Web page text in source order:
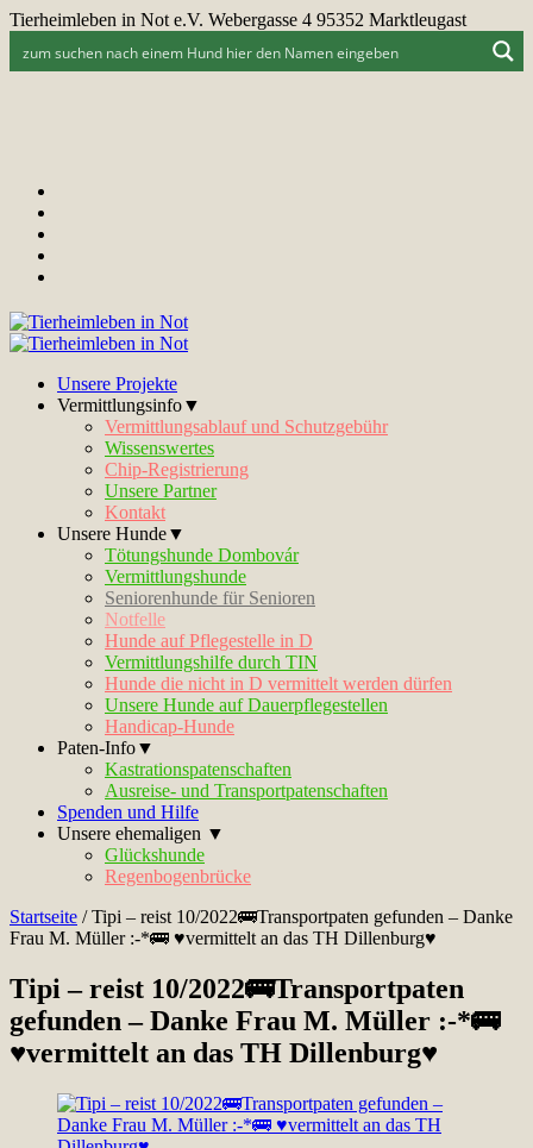
Tierheimleben in Not e.V. Webergasse 4 95352 Marktleugast
Unsere Projekte
Vermittlungsinfo▼
Vermittlungsablauf und Schutzgebühr
Wissenswertes
Chip-Registrierung
Unsere Partner
Kontakt
Unsere Hunde▼
Tötungshunde Dombovár
Vermittlungshunde
Seniorenhunde für Senioren
Notfelle
Hunde auf Pflegestelle in D
Vermittlungshilfe durch TIN
Hunde die nicht in D vermittelt werden dürfen
Unsere Hunde auf Dauerpflegestellen
Handicap-Hunde
Paten-Info▼
Kastrationspatenschaften
Ausreise- und Transportpatenschaften
Spenden und Hilfe
Unsere ehemaligen ▼
Glückshunde
Regenbogenbrücke
Startseite /Tipi – reist 10/2022🚌Transportpaten gefunden – Danke
Frau M. Müller :-*🚌 ♥vermittelt an das TH Dillenburg♥
Tipi – reist 10/2022🚌Transportpaten
gefunden – Danke Frau M. Müller :-*🚌
♥vermittelt an das TH Dillenburg♥